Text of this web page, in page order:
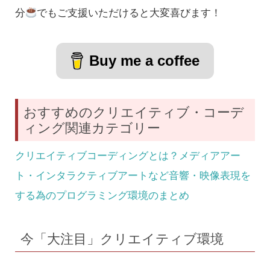
分
でもご支援いただけると大変喜びます！
Buy me a coffee
おすすめのクリエイティブ・コーデ
ィング関連カテゴリー
クリエイティブコーディングとは？メディアアー
ト・インタラクティブアートなど音響・映像表現を
する為のプログラミング環境のまとめ
今「大注目」クリエイティブ環境